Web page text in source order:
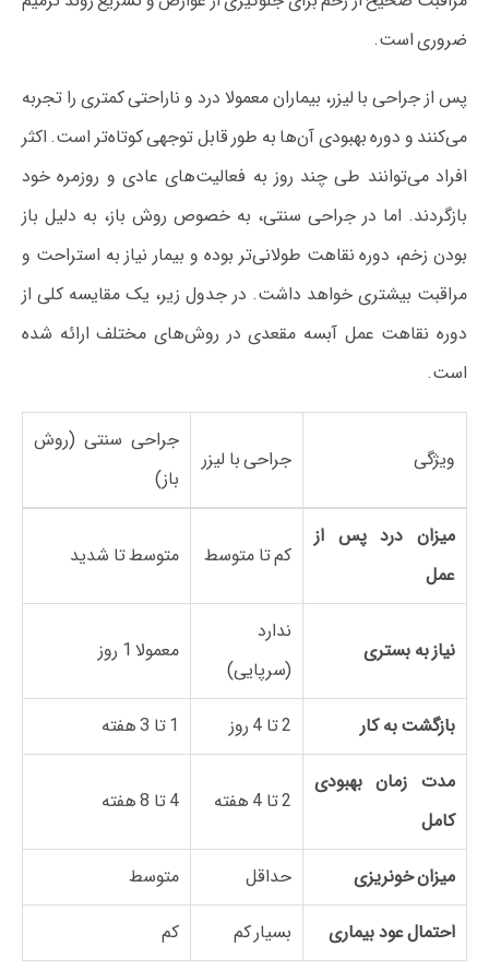
ضروری است.
پس از جراحی با لیزر، بیماران معمولا درد و ناراحتی کمتری را تجربه
می‌کنند و دوره بهبودی آن‌ها به طور قابل توجهی کوتاه‌تر است. اکثر
افراد می‌توانند طی چند روز به فعالیت‌های عادی و روزمره خود
بازگردند. اما در جراحی سنتی، به خصوص روش باز، به دلیل باز
بودن زخم، دوره نقاهت طولانی‌تر بوده و بیمار نیاز به استراحت و
مراقبت بیشتری خواهد داشت. در جدول زیر، یک مقایسه کلی از
دوره نقاهت عمل آبسه مقعدی در روش‌های مختلف ارائه شده
است.
ویژگی جراحی با لیزر
جراحی سنتی (روش
باز)
میزان درد پس از
عمل
کم تا متوسط متوسط تا شدید
نیاز به بستری
ندارد
(سرپایی)
معمولا 1 روز
بازگشت به کار 2 تا 4 روز 1 تا 3 هفته
مدت زمان بهبودی
کامل
2 تا 4 هفته 4 تا 8 هفته
میزان خونریزی حداقل متوسط
احتمال عود بیماری بسیار کم کم